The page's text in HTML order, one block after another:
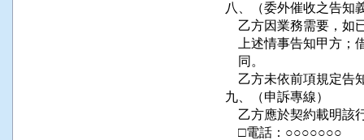
八、（委外
乙方因業務需要，
上述情事告知甲方
乙方未依前項規定
九、（申
乙方應於契約載
□電話